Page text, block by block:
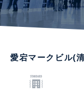
愛宕マークビル(